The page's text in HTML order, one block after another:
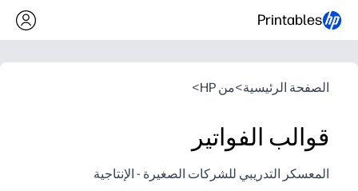
Printables
الصفحة الرئيسية>من HP >
قوالب الفواتير
المعسكر التدريبي للشركات الصغيرة - الإنتاجية